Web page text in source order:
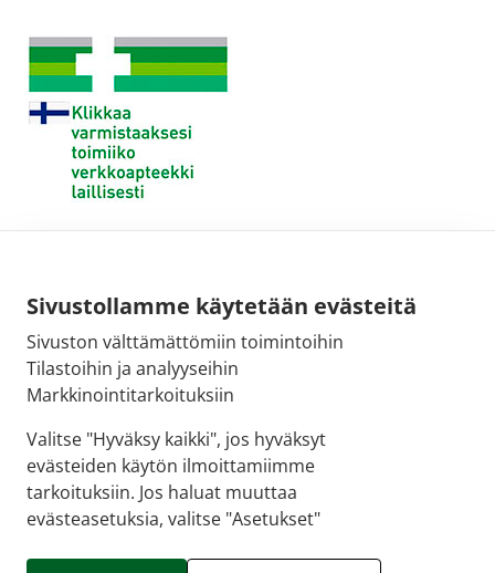
Sivustollamme käytetään evästeitä
Sivuston välttämättömiin toimintoihin
Tilastoihin ja analyyseihin
Markkinointitarkoituksiin
Valitse "Hyväksy kaikki", jos hyväksyt
evästeiden käytön ilmoittamiimme
tarkoituksiin. Jos haluat muuttaa
evästeasetuksia, valitse "Asetukset"